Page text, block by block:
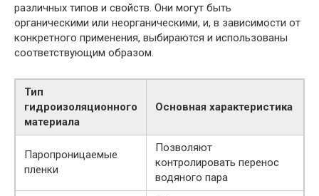
различных типов и свойств. Они могут быть
органическими или неорганическими, и, в зависимости от
конкретного применения, выбираются и использованы
соответствующим образом.
Тип
гидроизоляционного
материала
Основная характеристика
Паропроницаемые
пленки
Позволяют
контролировать перенос
водяного пара